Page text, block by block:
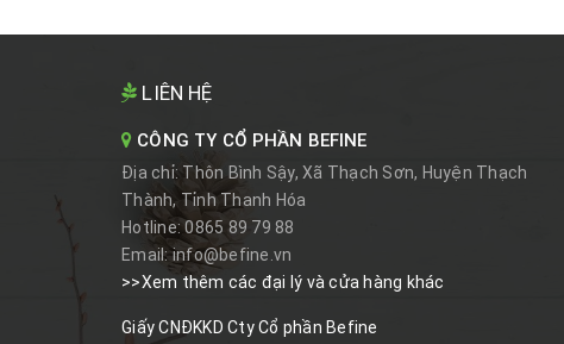
LIÊN HỆ
CÔNG TY CỔ PHẦN BEFINE
Địa chỉ: Thôn Bình Sậy, Xã Thạch Sơn, Huyện Thạch
Thành, Tỉnh Thanh Hóa
Hotline: 0865 89 79 88
Email: info@befine.vn
>>Xem thêm các đại lý và cửa hàng khác
Giấy CNĐKKD Cty Cổ phần Befine